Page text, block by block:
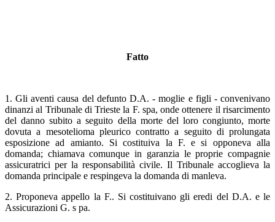
Fatto
1. Gli aventi causa del defunto D.A. - moglie e figli - convenivano
dinanzi al Tribunale di Trieste la F. spa, onde ottenere il risarcimento
del danno subito a seguito della morte del loro congiunto, morte
dovuta a mesotelioma pleurico contratto a seguito di prolungata
esposizione ad amianto. Si costituiva la F. e si opponeva alla
domanda; chiamava comunque in garanzia le proprie compagnie
assicuratrici per la responsabilità civile. Il Tribunale accoglieva la
domanda principale e respingeva la domanda di manleva.
2. Proponeva appello la F.. Si costituivano gli eredi del D.A. e le
Assicurazioni G. s pa.